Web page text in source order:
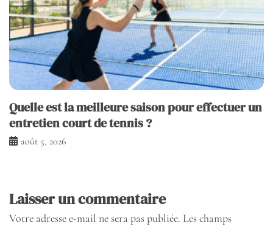
Quelle est la meilleure saison pour effectuer un
entretien court de tennis ?
août 5, 2026
Laisser un commentaire
Votre adresse e-mail ne sera pas publiée. Les champs